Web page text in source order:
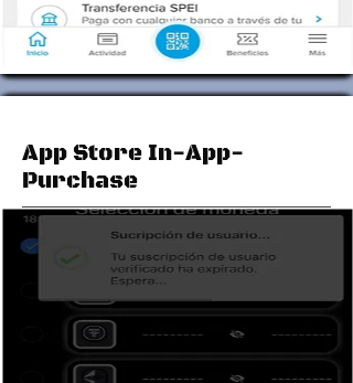
App Store In-App-
Purchase